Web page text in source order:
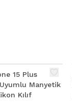
15 Plus
Manyetik
Kılıf